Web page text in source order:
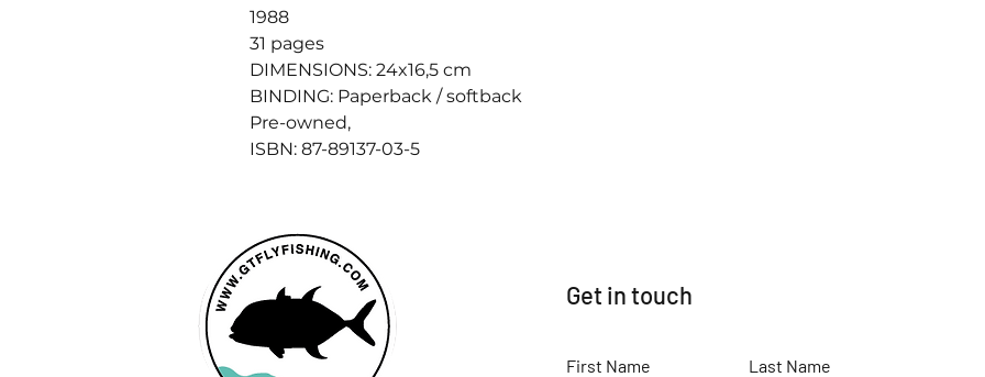
1988
31 pages
DIMENSIONS: 24x16,5 cm
BINDING: Paperback / softback
Pre-owned,
ISBN: 87-89137-03-5
Get in touch
First Name Last Name